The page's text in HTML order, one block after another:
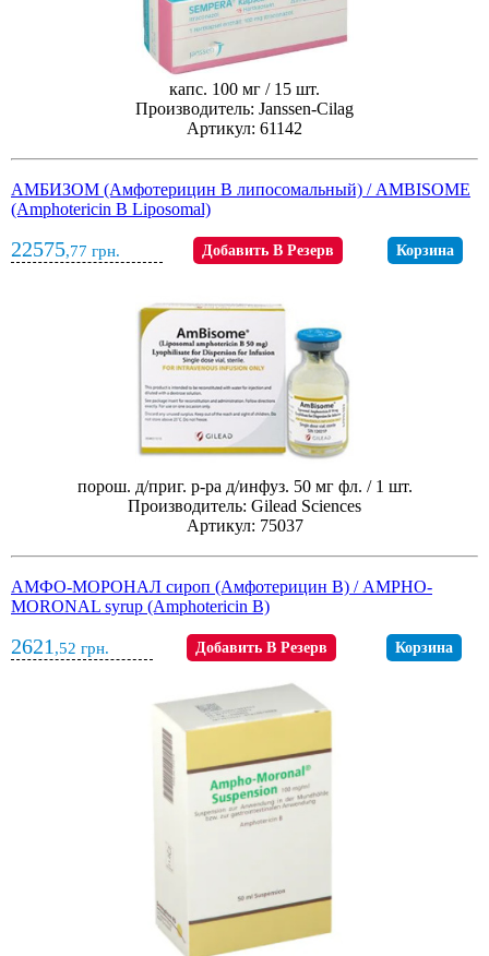
капс. 100 мг / 15 шт.
Производитель: Janssen-Cilag
Артикул: 61142
АМБИЗОМ (Амфотерицин B липосомальный) / AMBISOME
(Amphotericin B Liposomal)
22575,77 грн. Добавить В Резерв Корзина
порош. д/приг. р-ра д/инфуз. 50 мг фл. / 1 шт.
Производитель: Gilead Sciences
Артикул: 75037
АМФО-МОРОНАЛ сироп (Амфотерицин В) / AMPHO-
MORONAL syrup (Amphotericin B)
2621 ,52 грн. Добавить В Резерв Корзина